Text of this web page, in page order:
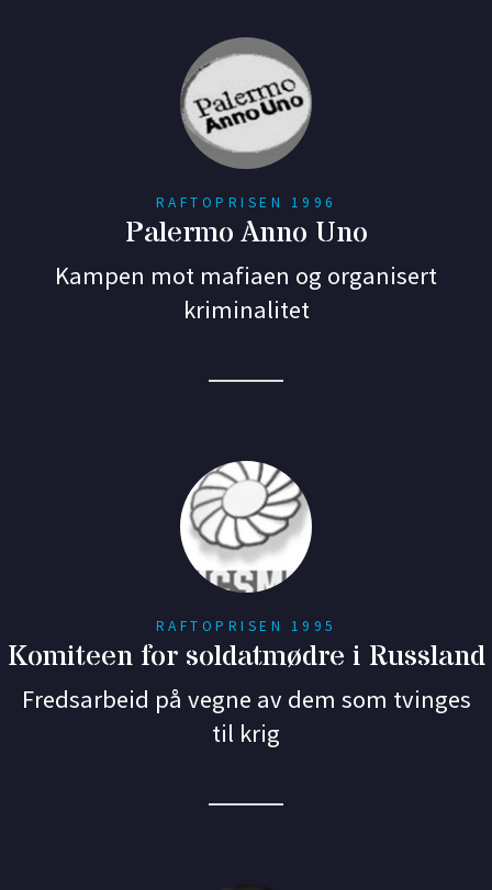
RAFTOPRISEN 1996
Palermo Anno Uno
Kampen mot mafiaen og organisert
kriminalitet
RAFTOPRISEN 1995
Komiteen for soldatmødre i Russland
Fredsarbeid på vegne av dem som tvinges
til krig